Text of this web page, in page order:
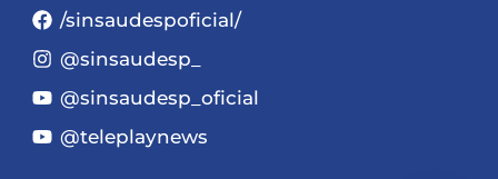
/sinsaudespoficial/
@sinsaudesp_
@sinsaudesp_oficial
@teleplaynews